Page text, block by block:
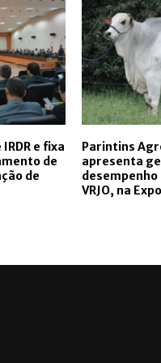
e fixa
de
de
Parintins
apresenta
desempenho
VRJO, na